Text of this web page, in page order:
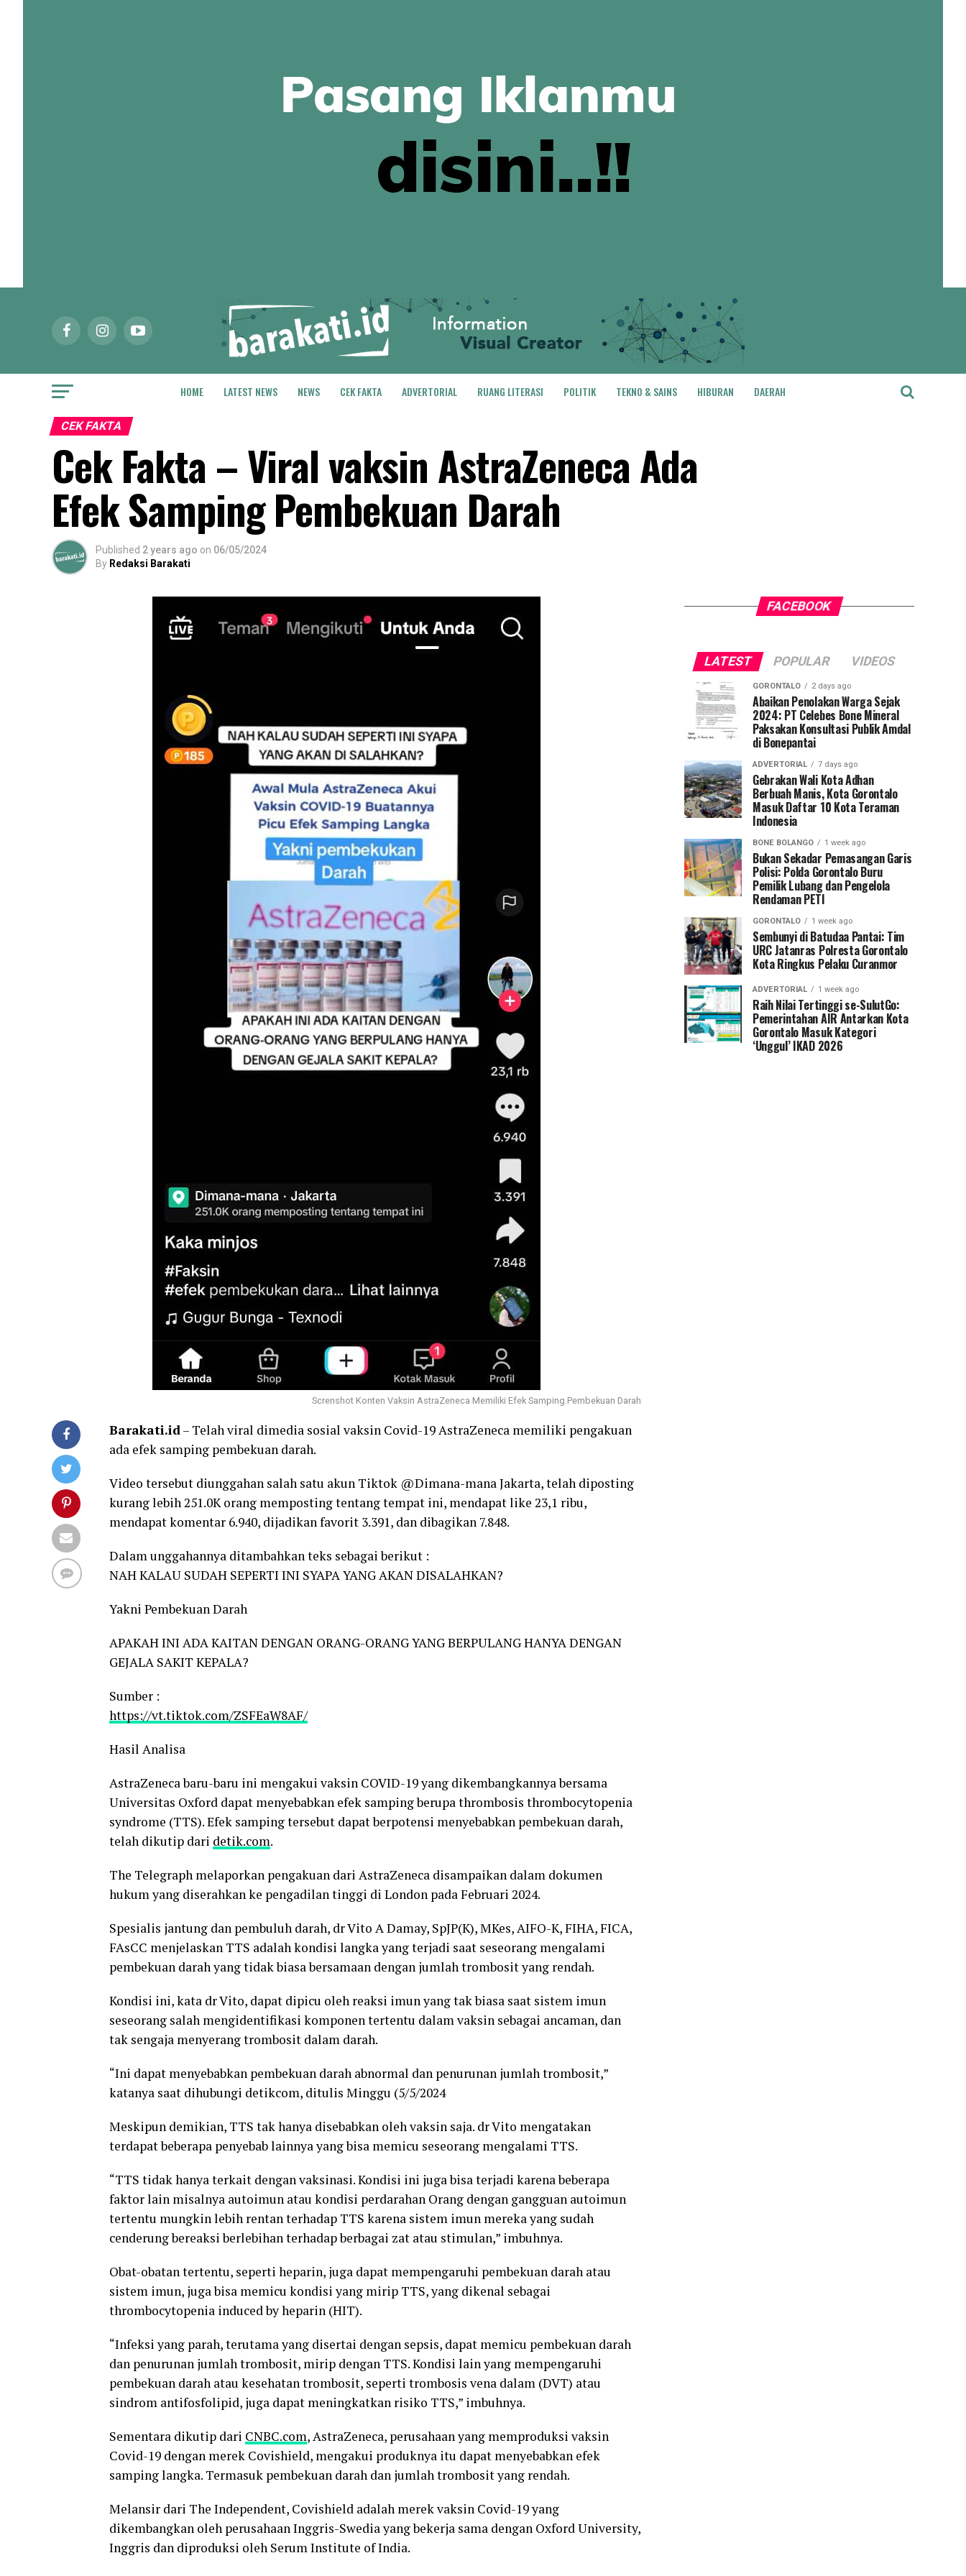
HOME LATEST NEWS NEWS CEK FAKTA ADVERTORIAL RUANG LITERASI POLITIK TEKNO & SAINS HIBURAN DAERAH
CEK FAKTA
Cek Fakta – Viral vaksin AstraZeneca Ada
Efek Samping Pembekuan Darah
Published 2 years ago on 06/05/2024
By Redaksi Barakati
Screnshot Konten Vaksin AstraZeneca Memiliki Efek Samping Pembekuan Darah
Barakati.id– Telah viral dimedia sosial vaksin Covid-19 AstraZeneca memiliki pengakuan
ada efek samping pembekuan darah.
Video tersebut diunggahan salah satu akun Tiktok @Dimana-mana Jakarta, telah diposting
kurang lebih 251.0K orang memposting tentang tempat ini, mendapat like 23,1 ribu,
mendapat komentar 6.940, dijadikan favorit 3.391, dan dibagikan 7.848.
Dalam unggahannya ditambahkan teks sebagai berikut :
NAH KALAU SUDAH SEPERTI INI SYAPA YANG AKAN DISALAHKAN?
Yakni Pembekuan Darah
APAKAH INI ADA KAITAN DENGAN ORANG-ORANG YANG BERPULANG HANYA DENGAN
GEJALA SAKIT KEPALA?
Sumber :
https://vt.tiktok.com/ZSFEaW8AF/
Hasil Analisa
AstraZeneca baru-baru ini mengakui vaksin COVID-19 yang dikembangkannya bersama
Universitas Oxford dapat menyebabkan efek samping berupa thrombosis thrombocytopenia
syndrome (TTS). Efek samping tersebut dapat berpotensi menyebabkan pembekuan darah,
telah dikutip dari detik.com.
The Telegraph melaporkan pengakuan dari AstraZeneca disampaikan dalam dokumen
hukum yang diserahkan ke pengadilan tinggi di London pada Februari 2024.
Spesialis jantung dan pembuluh darah, dr Vito A Damay, SpJP(K), MKes, AIFO-K, FIHA, FICA,
FAsCC menjelaskan TTS adalah kondisi langka yang terjadi saat seseorang mengalami
pembekuan darah yang tidak biasa bersamaan dengan jumlah trombosit yang rendah.
Kondisi ini, kata dr Vito, dapat dipicu oleh reaksi imun yang tak biasa saat sistem imun
seseorang salah mengidentifikasi komponen tertentu dalam vaksin sebagai ancaman, dan
tak sengaja menyerang trombosit dalam darah.
“Ini dapat menyebabkan pembekuan darah abnormal dan penurunan jumlah trombosit,”
katanya saat dihubungi detikcom, ditulis Minggu (5/5/2024
Meskipun demikian, TTS tak hanya disebabkan oleh vaksin saja. dr Vito mengatakan
terdapat beberapa penyebab lainnya yang bisa memicu seseorang mengalami TTS.
“TTS tidak hanya terkait dengan vaksinasi. Kondisi ini juga bisa terjadi karena beberapa
faktor lain misalnya autoimun atau kondisi perdarahan Orang dengan gangguan autoimun
tertentu mungkin lebih rentan terhadap TTS karena sistem imun mereka yang sudah
cenderung bereaksi berlebihan terhadap berbagai zat atau stimulan,” imbuhnya.
Obat-obatan tertentu, seperti heparin, juga dapat mempengaruhi pembekuan darah atau
sistem imun, juga bisa memicu kondisi yang mirip TTS, yang dikenal sebagai
thrombocytopenia induced by heparin (HIT).
“Infeksi yang parah, terutama yang disertai dengan sepsis, dapat memicu pembekuan darah
dan penurunan jumlah trombosit, mirip dengan TTS. Kondisi lain yang mempengaruhi
pembekuan darah atau kesehatan trombosit, seperti trombosis vena dalam (DVT) atau
sindrom antifosfolipid, juga dapat meningkatkan risiko TTS,” imbuhnya.
Sementara dikutip dari CNBC.com, AstraZeneca, perusahaan yang memproduksi vaksin
Covid-19 dengan merek Covishield, mengakui produknya itu dapat menyebabkan efek
samping langka. Termasuk pembekuan darah dan jumlah trombosit yang rendah.
Melansir dari The Independent, Covishield adalah merek vaksin Covid-19 yang
dikembangkan oleh perusahaan Inggris-Swedia yang bekerja sama dengan Oxford University,
Inggris dan diproduksi oleh Serum Institute of India.
FACEBOOK
LATEST POPULAR VIDEOS
GORONTALO 2 days ago
Abaikan Penolakan Warga Sejak
2024: PT Celebes Bone Mineral
Paksakan Konsultasi Publik Amdal
di Bonepantai
ADVERTORIAL 7 days ago
Gebrakan Wali Kota Adhan
Berbuah Manis, Kota Gorontalo
Masuk Daftar 10 Kota Teraman
Indonesia
BONE BOLANGO 1 week ago
Bukan Sekadar Pemasangan Garis
Polisi: Polda Gorontalo Buru
Pemilik Lubang dan Pengelola
Rendaman PETI
GORONTALO 1 week ago
Sembunyi di Batudaa Pantai: Tim
URC Jatanras Polresta Gorontalo
Kota Ringkus Pelaku Curanmor
ADVERTORIAL 1 week ago
Raih Nilai Tertinggi se-SulutGo:
Pemerintahan AIR Antarkan Kota
Gorontalo Masuk Kategori
‘Unggul’ IKAD 2026